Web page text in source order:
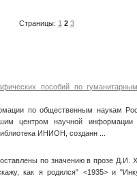
Страницы: 1 2 3
пособий по
по общественным наукам
центром научной
ИНИОН, созданн ...
по значению в прозе Д.И.
как я родился" <1935> и